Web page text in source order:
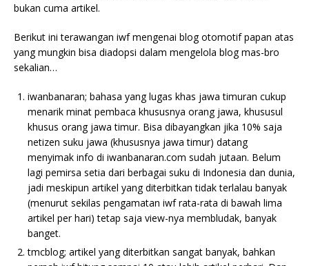
bukan cuma artikel.
Berikut ini terawangan iwf mengenai blog otomotif papan atas
yang mungkin bisa diadopsi dalam mengelola blog mas-bro
sekalian…
iwanbanaran; bahasa yang lugas khas jawa timuran cukup
menarik minat pembaca khususnya orang jawa, khususul
khusus orang jawa timur. Bisa dibayangkan jika 10% saja
netizen suku jawa (khususnya jawa timur) datang
menyimak info di iwanbanaran.com sudah jutaan. Belum
lagi pemirsa setia dari berbagai suku di Indonesia dan dunia,
jadi meskipun artikel yang diterbitkan tidak terlalau banyak
(menurut sekilas pengamatan iwf rata-rata di bawah lima
artikel per hari) tetap saja view-nya membludak, banyak
banget.
tmcblog; artikel yang diterbitkan sangat banyak, bahkan